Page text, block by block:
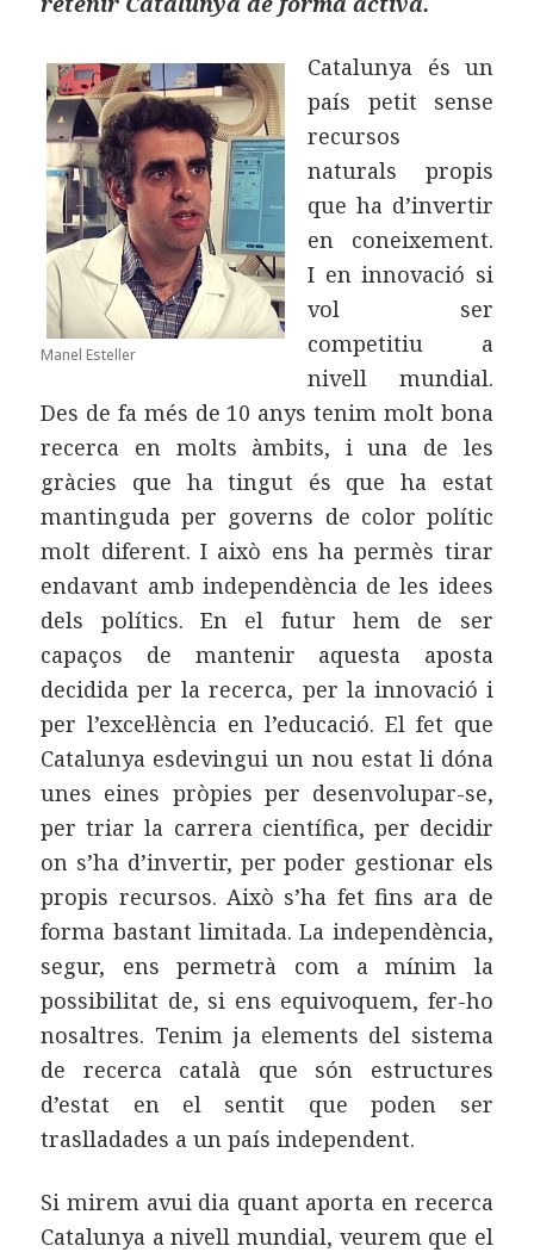
Manel Esteller
Catalunya és un
país petit sense
recursos
naturals propis
que ha d’invertir
en coneixement.
I en innovació si
vol ser
competitiu a
nivell mundial.
Des de fa més de 10 anys tenim molt bona
recerca en molts àmbits, i una de les
gràcies que ha tingut és que ha estat
mantinguda per governs de color polític
molt diferent. I això ens ha permès tirar
endavant amb independència de les idees
dels polítics. En el futur hem de ser
capaços de mantenir aquesta aposta
decidida per la recerca, per la innovació i
per l’excel·lència en l’educació. El fet que
Catalunya esdevingui un nou estat li dóna
unes eines pròpies per desenvolupar-se,
per triar la carrera científica, per decidir
on s’ha d’invertir, per poder gestionar els
propis recursos. Això s’ha fet fins ara de
forma bastant limitada. La independència,
segur, ens permetrà com a mínim la
possibilitat de, si ens equivoquem, fer-ho
nosaltres. Tenim ja elements del sistema
de recerca català que són estructures
d’estat en el sentit que poden ser
traslladades a un país independent.
Si mirem avui dia quant aporta en recerca
Catalunya a nivell mundial, veurem que el